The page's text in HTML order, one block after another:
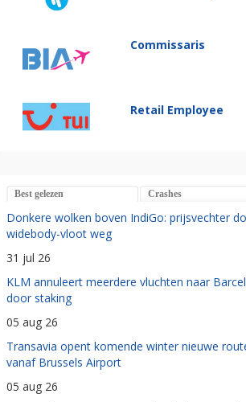
Commissaris
Retail Employee
Best gelezen Crashes
Donkere wolken boven IndiGo: prijsvechter
widebody-vloot weg
31 jul 26
KLM annuleert meerdere vluchten naar
door staking
05 aug 26
Transavia opent komende winter nieuwe
vanaf Brussels Airport
05 aug 26